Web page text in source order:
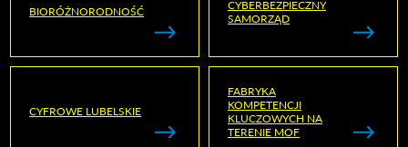
BIORÓŻNORODNOŚĆ
CYBERBEZPIECZNY
SAMORZĄD
CYFROWE LUBELSKIE
FABRYKA
KOMPETENCJI
KLUCZOWYCH NA
TERENIE MOF